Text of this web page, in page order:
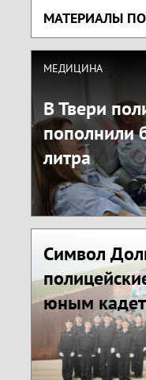
МАТЕРИАЛЫ ПО
МЕДИЦИНА
В Твери
пополнили
литра
Символ
юным